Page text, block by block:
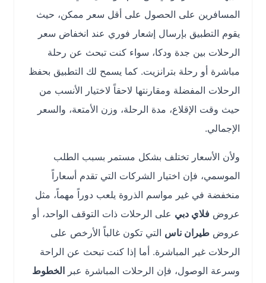
المسافرين على الحصول على أقل سعر ممكن، حيث
يقوم التطبيق بإرسال إشعار فوري عند انخفاض سعر
الرحلات بين جدة ودكا، سواء كنت تبحث عن رحلة
مباشرة أو رحلة بترانزيت. كما يسمح لك التطبيق بحفظ
الرحلات المفضلة ومقارنتها لاحقاً لاختيار الأنسب من
حيث وقت الإقلاع، مدة الرحلة، وزن الأمتعة، والسعر
الإجمالي.
ولأن الأسعار تختلف بشكل مستمر بسبب الطلب
الموسمي، فإن اختيار الشركات التي تقدم أسعاراً
منخفضة في غير مواسم الذروة يلعب دوراً مهماً، مثل
عروضفلاي دبيعلى الرحلات ذات التوقف الواحد، أو
عروضطيران ناسالتي تكون غالباً الأرخص على
الرحلات غير المباشرة. أما إذا كنت تبحث عن الراحة
وسرعة الوصول، فإن الرحلات المباشرة عبرالخطوط